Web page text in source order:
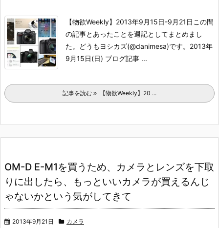
【物欲Weekly】2013年9月15日-9月21日この間
の記事とあったことを週記としてまとめまし
た。どうもヨシカズ(@danimesa)です。 2013年
9月15日(日) ブログ記事 ...
記事を読む 【物欲Weekly】20 ...
OM-D E-M1を買うため、カメラとレンズを下取
りに出したら、もっといいカメラが買えるんじ
ゃないかという気がしてきて
2013年9月21日 カメラ